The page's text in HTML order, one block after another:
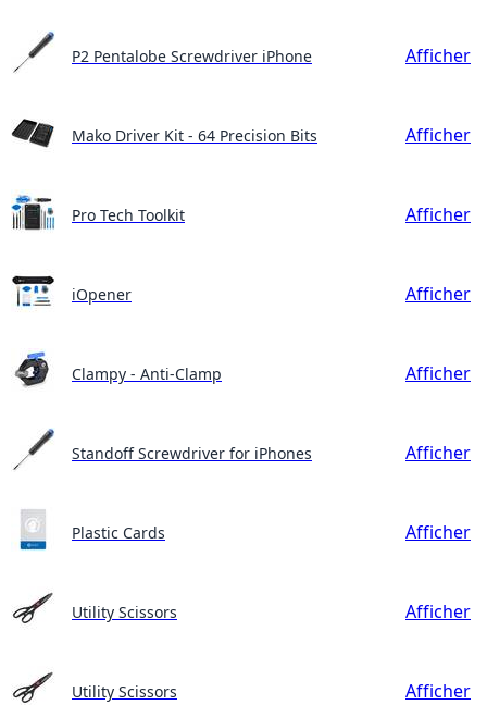
P2 Pentalobe Screwdriver iPhone Afficher
Mako Driver Kit - 64 Precision Bits Afficher
Pro Tech Toolkit Afficher
iOpener Afficher
Clampy - Anti-Clamp Afficher
Standoff Screwdriver for iPhones Afficher
Plastic Cards Afficher
Utility Scissors Afficher
Utility Scissors Afficher